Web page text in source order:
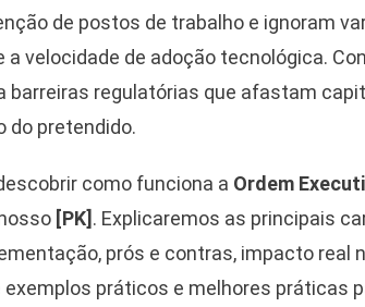
de postos de trabalho e ignoram
a velocidade de adoção tecnológica.
barreiras regulatórias que afastam
do pretendido.
como funciona a Ordem
[PK] . Explicaremos as principais
prós e contras, impacto real
práticos e melhores práticas